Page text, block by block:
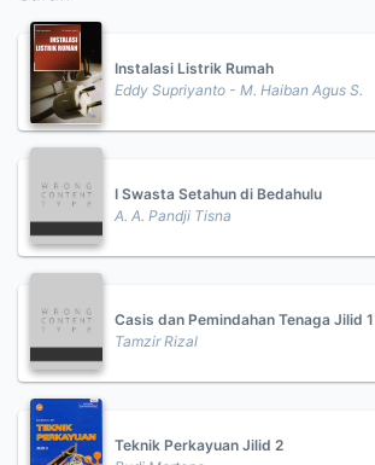
Instalasi Listrik Rumah
Eddy Supriyanto - M. Haiban Agus S.
I Swasta Setahun di Bedahulu
A. A. Pandji Tisna
Casis dan Pemindahan Tenaga Jilid 1
Tamzir Rizal
Teknik Perkayuan Jilid 2